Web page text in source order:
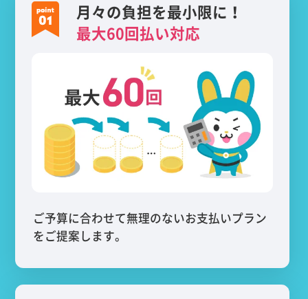
月々の負担を最小限に！
最大60回払い対応
ご予算に合わせて無理のないお支払いプラン
をご提案します。